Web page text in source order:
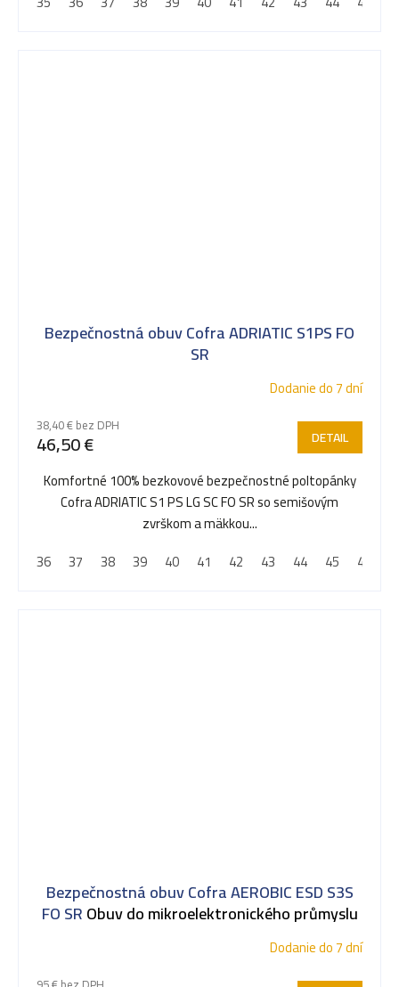
Bezpečnostná obuv Cofra ADRIATIC S1PS FO
SR
Dodanie do 7 dní
38,40 € bez DPH
46,50 € DETAIL
Komfortné 100% bezkovové bezpečnostné poltopánky
Cofra ADRIATIC S1 PS LG SC FO SR so semišovým
zvrškom a mäkkou...
36
37 38 39 40 41 42 43 44 45 46
Bezpečnostná obuv Cofra AEROBIC ESD S3S
FO SRObuv do mikroelektronického průmyslu
Dodanie do 7 dní